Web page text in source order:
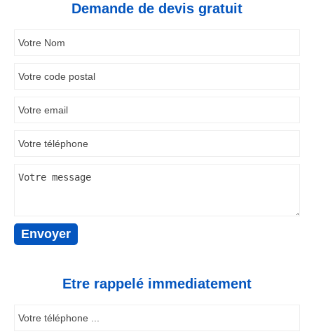
Demande de devis gratuit
Etre rappelé immediatement